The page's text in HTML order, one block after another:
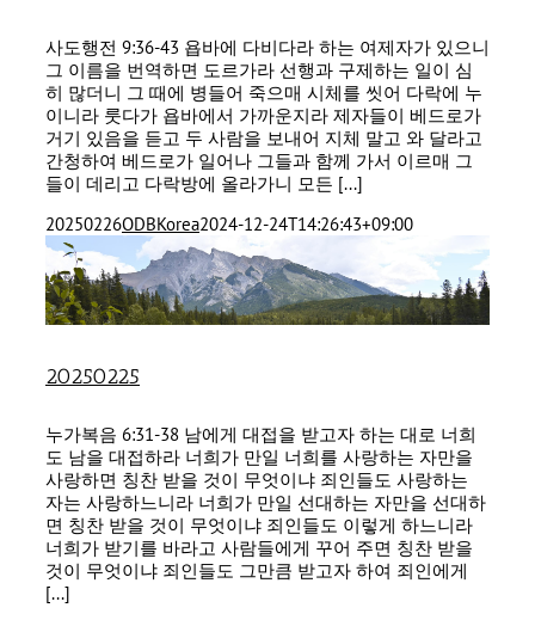
사도행전 9:36-43 욥바에 다비다라 하는 여제자가 있으니
그 이름을 번역하면 도르가라 선행과 구제하는 일이 심
히 많더니 그 때에 병들어 죽으매 시체를 씻어 다락에 누
이니라 룻다가 욥바에서 가까운지라 제자들이 베드로가
거기 있음을 듣고 두 사람을 보내어 지체 말고 와 달라고
간청하여 베드로가 일어나 그들과 함께 가서 이르매 그
들이 데리고 다락방에 올라가니 모든 [...]
20250226ODBKorea2024-12-24T14:26:43+09:00
20250225
누가복음 6:31-38 남에게 대접을 받고자 하는 대로 너희
도 남을 대접하라 너희가 만일 너희를 사랑하는 자만을
사랑하면 칭찬 받을 것이 무엇이냐 죄인들도 사랑하는
자는 사랑하느니라 너희가 만일 선대하는 자만을 선대하
면 칭찬 받을 것이 무엇이냐 죄인들도 이렇게 하느니라
너희가 받기를 바라고 사람들에게 꾸어 주면 칭찬 받을
것이 무엇이냐 죄인들도 그만큼 받고자 하여 죄인에게
[...]